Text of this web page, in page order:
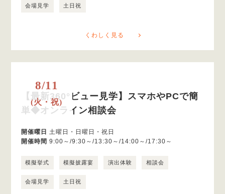
会場見学 土日祝
くわしく見る
8/11
(火・祝)
【最新360°ビュー見学】スマホやPCで簡
単◆オンライン相談会
開催曜日 土曜日・日曜日・祝日
開催時間 9:00～/9:30～/13:30～/14:00～/17:30～
模擬挙式 模擬披露宴 演出体験 相談会
会場見学 土日祝